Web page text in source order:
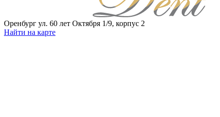
Оренбург ул. 60 лет Октября 1/9, корпус 2
Найти на карте